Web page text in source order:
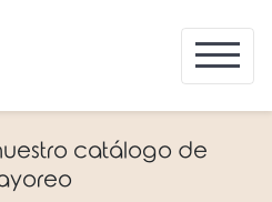
catálogo de